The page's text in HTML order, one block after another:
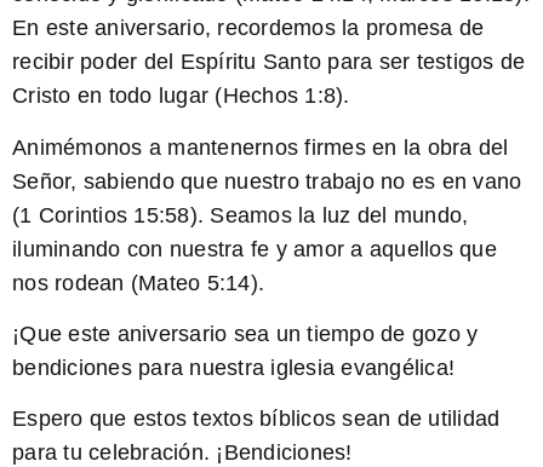
En este aniversario, recordemos la promesa de
recibir poder del Espíritu Santo para ser testigos de
Cristo en todo lugar (Hechos 1:8).
Animémonos a mantenernos firmes en la obra del
Señor, sabiendo que nuestro trabajo no es en vano
(1 Corintios 15:58). Seamos la luz del mundo,
iluminando con nuestra fe y amor a aquellos que
nos rodean (Mateo 5:14).
¡Que este aniversario sea un tiempo de gozo y
bendiciones para nuestra iglesia evangélica!
Espero que estos textos bíblicos sean de utilidad
para tu celebración. ¡Bendiciones!